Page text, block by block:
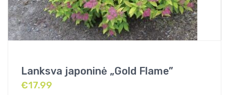
Lanksva japoninė „Gold Flame”
€17.99